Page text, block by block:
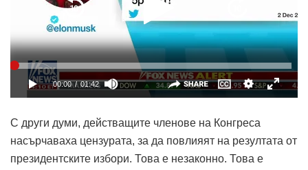
С други думи, действащите членове на Конгреса
насърчаваха цензурата, за да повлияят на резултата от
президентските избори. Това е незаконно. Това е